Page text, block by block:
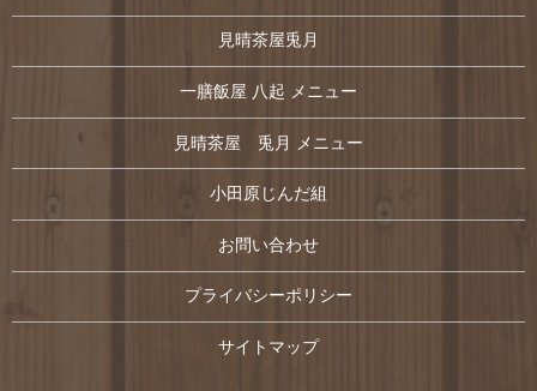
見晴茶屋兎月
一膳飯屋 八起 メニュー
見晴茶屋 兎月 メニュー
小田原じんだ組
お問い合わせ
プライバシーポリシー
サイトマップ